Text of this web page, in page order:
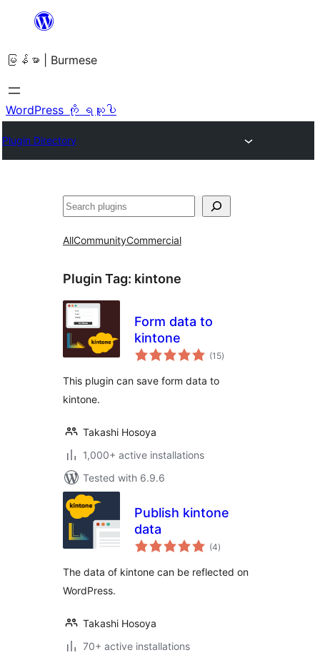
အကြောင်းအရာ
ကျော်သွား
ရန်
မြန်မာ | Burmese
WordPress ကို ရယူပါ
Plugin Directory
ရှာ
AllCommunityCommercial
Plugin Tag: kintone
Form data to
kintone
(15total
ratings
)
This plugin can save form data to
kintone.
Takashi Hosoya
1,000+ active installations
Tested with 6.9.6
Publish kintone
data
(4total
ratings
)
The data of kintone can be reflected on
WordPress.
Takashi Hosoya
70+ active installations